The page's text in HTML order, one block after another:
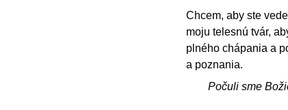
Chcem, aby ste
moju telesnú tvár,
plného chápania a
a poznania.
Počuli sme